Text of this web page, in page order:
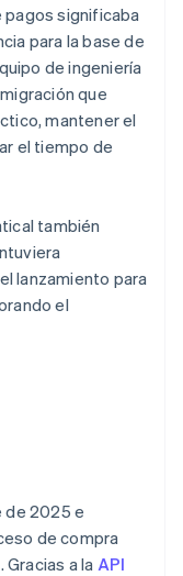
significaba
para la base de
de ingeniería
que
mantener el
el tiempo de
también
lanzamiento para
el
de 2025 e
de compra
. Gracias a la API